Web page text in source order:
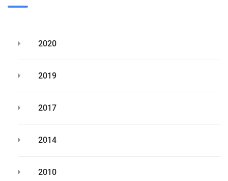
2020
2019
2017
2014
2010